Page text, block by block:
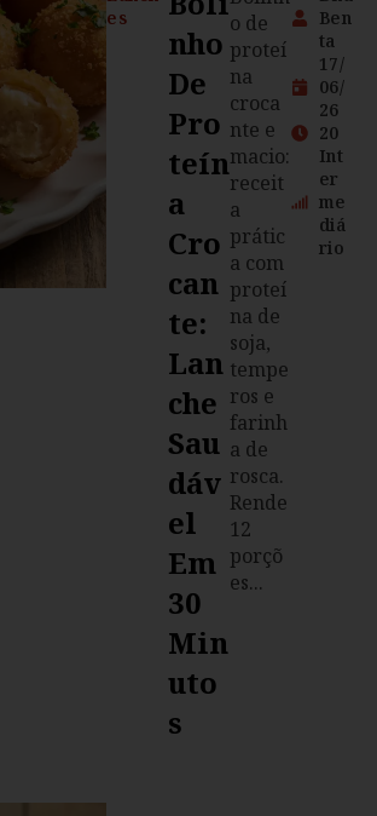
es
Nho
De
Pro
Teín
A
Cro
Can
Te:
Lan
Che
Sau
Dáv
El
Em
30
Min
Uto
S
o de
proteí
na
croca
nte e
macio:
receit
a
prátic
a com
proteí
na de
soja,
tempe
ros e
farinh
a de
rosca.
Rende
12
porçõ
es...
Ben
ta
17/
06/
26
20
Int
er
me
diá
rio